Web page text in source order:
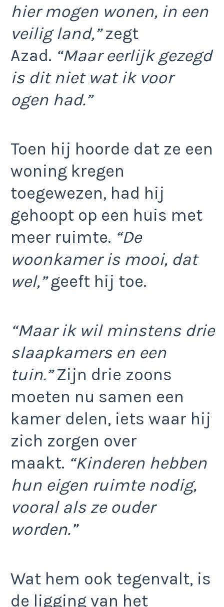
hier mogen wonen, in een
veilig land,”zegt
Azad. “Maar eerlijk gezegd
is dit niet wat ik voor
ogen had.”
Toen hij hoorde dat ze een
woning kregen
toegewezen, had hij
gehoopt op een huis met
meer ruimte. “De
woonkamer is mooi, dat
wel,”geeft hij toe.
“Maar ik wil minstens drie
slaapkamers en een
tuin.”Zijn drie zoons
moeten nu samen een
kamer delen, iets waar hij
zich zorgen over
maakt. “Kinderen hebben
hun eigen ruimte nodig,
vooral als ze ouder
worden.”
Wat hem ook tegenvalt, is
de ligging van het